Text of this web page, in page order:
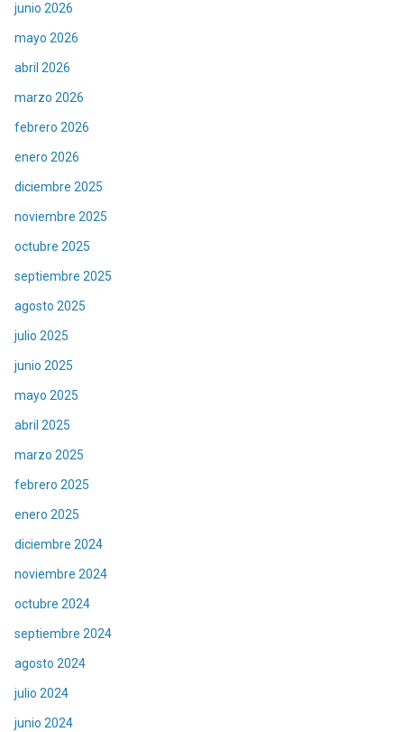
junio 2026
mayo 2026
abril 2026
marzo 2026
febrero 2026
enero 2026
diciembre 2025
noviembre 2025
octubre 2025
septiembre 2025
agosto 2025
julio 2025
junio 2025
mayo 2025
abril 2025
marzo 2025
febrero 2025
enero 2025
diciembre 2024
noviembre 2024
octubre 2024
septiembre 2024
agosto 2024
julio 2024
junio 2024